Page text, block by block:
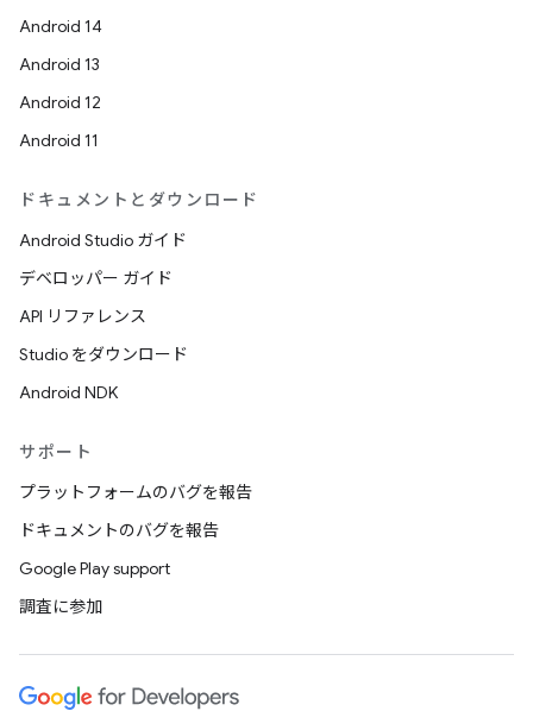
Android 14
Android 13
Android 12
Android 11
ドキュメントとダウンロード
Android Studio ガイド
デベロッパー ガイド
API リファレンス
Studio をダウンロード
Android NDK
サポート
プラットフォームのバグを報告
ドキュメントのバグを報告
Google Play support
調査に参加